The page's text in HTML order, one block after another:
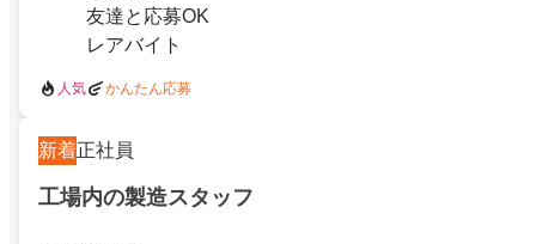
友達と応募OK
レアバイト
人気 かんたん応募
新着正社員
工場内の製造スタッフ